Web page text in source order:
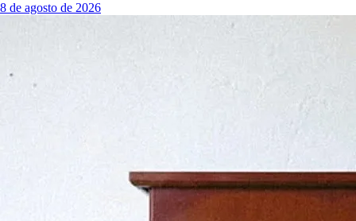
8 de agosto de 2026